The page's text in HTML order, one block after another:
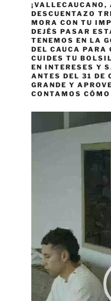
¡VALLECAUCANO,
DESCUENTAZO
MORA CON TU
DEJÉS PASAR
TENEMOS EN LA
DEL CAUCA PARA
CUIDES TU
EN INTERESES Y
ANTES DEL 31 DE
GRANDE Y
CONTAMOS CÓMO
de